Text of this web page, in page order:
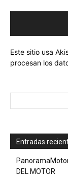
Este sitio usa
procesan los
Entradas
PanoramaMotor
DEL MOTOR